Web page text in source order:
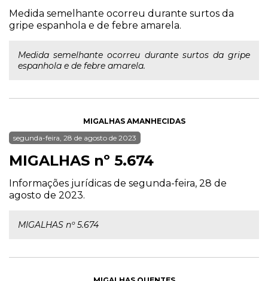
Medida semelhante ocorreu durante surtos da
gripe espanhola e de febre amarela.
Medida semelhante ocorreu durante surtos da gripe
espanhola e de febre amarela.
MIGALHAS AMANHECIDAS
segunda-feira, 28 de agosto de 2023
MIGALHAS nº 5.674
Informações jurídicas de segunda-feira, 28 de
agosto de 2023.
MIGALHAS nº 5.674